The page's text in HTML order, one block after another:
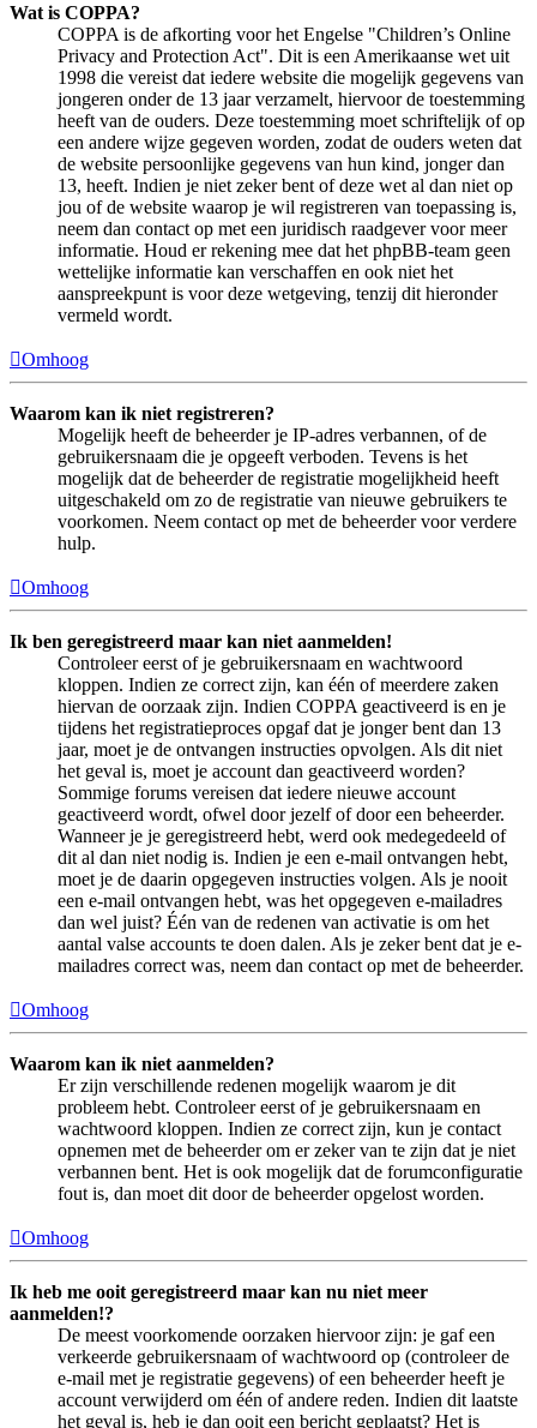
Wat is COPPA?
COPPA is de afkorting voor het Engelse "Children’s Online
Privacy and Protection Act". Dit is een Amerikaanse wet uit
1998 die vereist dat iedere website die mogelijk gegevens van
jongeren onder de 13 jaar verzamelt, hiervoor de toestemming
heeft van de ouders. Deze toestemming moet schriftelijk of op
een andere wijze gegeven worden, zodat de ouders weten dat
de website persoonlijke gegevens van hun kind, jonger dan
13, heeft. Indien je niet zeker bent of deze wet al dan niet op
jou of de website waarop je wil registreren van toepassing is,
neem dan contact op met een juridisch raadgever voor meer
informatie. Houd er rekening mee dat het phpBB-team geen
wettelijke informatie kan verschaffen en ook niet het
aanspreekpunt is voor deze wetgeving, tenzij dit hieronder
vermeld wordt.
Omhoog
Waarom kan ik niet registreren?
Mogelijk heeft de beheerder je IP-adres verbannen, of de
gebruikersnaam die je opgeeft verboden. Tevens is het
mogelijk dat de beheerder de registratie mogelijkheid heeft
uitgeschakeld om zo de registratie van nieuwe gebruikers te
voorkomen. Neem contact op met de beheerder voor verdere
hulp.
Omhoog
Ik ben geregistreerd maar kan niet aanmelden!
Controleer eerst of je gebruikersnaam en wachtwoord
kloppen. Indien ze correct zijn, kan één of meerdere zaken
hiervan de oorzaak zijn. Indien COPPA geactiveerd is en je
tijdens het registratieproces opgaf dat je jonger bent dan 13
jaar, moet je de ontvangen instructies opvolgen. Als dit niet
het geval is, moet je account dan geactiveerd worden?
Sommige forums vereisen dat iedere nieuwe account
geactiveerd wordt, ofwel door jezelf of door een beheerder.
Wanneer je je geregistreerd hebt, werd ook medegedeeld of
dit al dan niet nodig is. Indien je een e-mail ontvangen hebt,
moet je de daarin opgegeven instructies volgen. Als je nooit
een e-mail ontvangen hebt, was het opgegeven e-mailadres
dan wel juist? Één van de redenen van activatie is om het
aantal valse accounts te doen dalen. Als je zeker bent dat je e-
mailadres correct was, neem dan contact op met de beheerder.
Omhoog
Waarom kan ik niet aanmelden?
Er zijn verschillende redenen mogelijk waarom je dit
probleem hebt. Controleer eerst of je gebruikersnaam en
wachtwoord kloppen. Indien ze correct zijn, kun je contact
opnemen met de beheerder om er zeker van te zijn dat je niet
verbannen bent. Het is ook mogelijk dat de forumconfiguratie
fout is, dan moet dit door de beheerder opgelost worden.
Omhoog
Ik heb me ooit geregistreerd maar kan nu niet meer
aanmelden!?
De meest voorkomende oorzaken hiervoor zijn: je gaf een
verkeerde gebruikersnaam of wachtwoord op (controleer de
e-mail met je registratie gegevens) of een beheerder heeft je
account verwijderd om één of andere reden. Indien dit laatste
het geval is, heb je dan ooit een bericht geplaatst? Het is